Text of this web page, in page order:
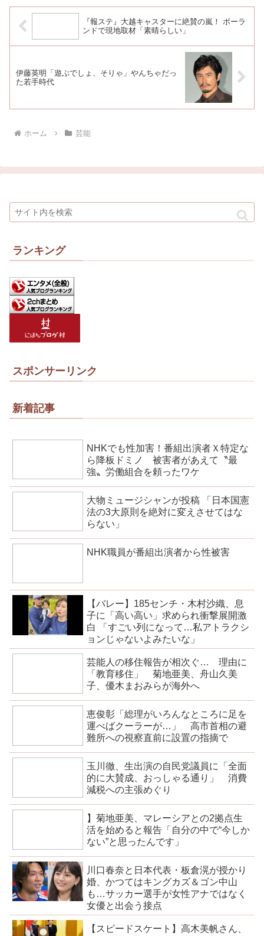
『報ステ』大越キャスターに絶賛の嵐！ ポーラ
ンドで現地取材「素晴らしい」
伊藤英明「遊ぶでしょ、そりゃ」やんちゃだっ
た若手時代
ホーム 芸能
ランキング
スポンサーリンク
新着記事
NHKでも性加害！番組出演者Ｘ特定な
ら降板ドミノ 被害者があえて〝最
強〟労働組合を頼ったワケ
大物ミュージシャンが投稿 「日本国憲
法の3大原則を絶対に変えさせてはな
らない」
NHK職員が番組出演者から性被害
【バレー】185センチ・木村沙織、息
子に「高い高い」求められ衝撃展開激
白 「すごい列になって…私アトラクシ
ョンじゃないよみたいな」
芸能人の移住報告が相次ぐ… 理由に
「教育移住」 菊地亜美、舟山久美
子、優木まおみらが海外へ
恵俊彰「総理がいろんなところに足を
運べばクーラーが…」 高市首相の避
難所への視察直前に設置の指摘で
玉川徹、生出演の自民党議員に「全面
的に大賛成、おっしゃる通り」 消費
減税への主張めぐり
】菊地亜美、マレーシアとの2拠点生
活を始めると報告「自分の中で“今しか
ない”と思ったんです」
川口春奈と日本代表・板倉滉が授かり
婚、かつてはキングカズ＆ゴン中山
も…サッカー選手が女性アナではなく
女優と出会う接点
【スピードスケート】高木美帆さん、